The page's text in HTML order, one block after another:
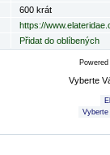
600 krát
https://
Přidat do oblíbených
Vyberte